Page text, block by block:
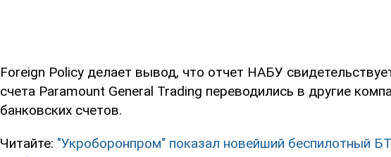
Foreign Policy делает вывод, что отчет НАБУ
счета Paramount General Trading переводились в другие
банковских счетов.
Читайте: "Укроборонпром" показал новейший беспилотный